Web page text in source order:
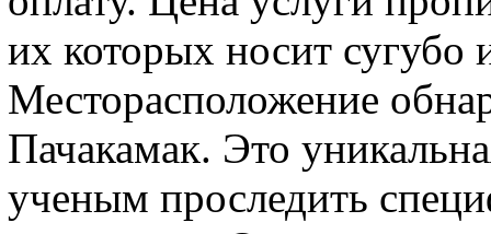
их которых носит сугубо
Месторасположение
Пачакамак. Это
ученым проследить